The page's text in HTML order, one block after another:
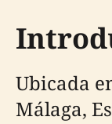
Ubicada
Málaga,